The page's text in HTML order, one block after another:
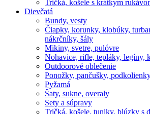
Tričká, košele s krátkym
Dievčatá
Bundy, vesty
Čiapky, korunky, klobúky,
nákrčníky, šály
Mikiny, svetre, pulóvre
Nohavice, rifle, tepláky, legíny,
Outdoorové oblečenie
Ponožky, pančušky,
Pyžamá
Šaty, sukne, overaly
Sety a súpravy
Tričká, košele, tuniky, blúzky s